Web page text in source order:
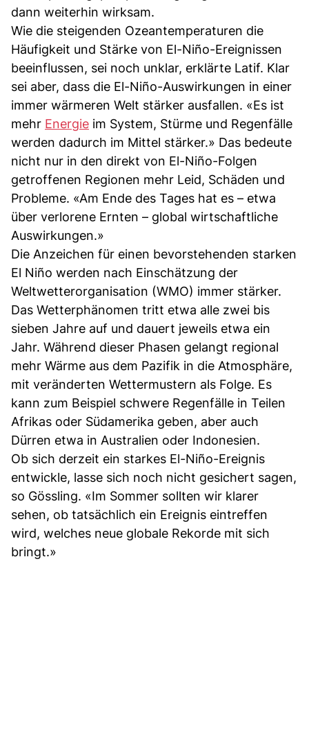
dann weiterhin wirksam.
Wie die steigenden Ozeantemperaturen die
Häufigkeit und Stärke von El-Niño-Ereignissen
beeinflussen, sei noch unklar, erklärte Latif. Klar
sei aber, dass die El-Niño-Auswirkungen in einer
immer wärmeren Welt stärker ausfallen. «Es ist
mehr Energie im System, Stürme und Regenfälle
werden dadurch im Mittel stärker.» Das bedeute
nicht nur in den direkt von El-Niño-Folgen
getroffenen Regionen mehr Leid, Schäden und
Probleme. «Am Ende des Tages hat es – etwa
über verlorene Ernten – global wirtschaftliche
Auswirkungen.»
Die Anzeichen für einen bevorstehenden starken
El Niño werden nach Einschätzung der
Weltwetterorganisation (WMO) immer stärker.
Das Wetterphänomen tritt etwa alle zwei bis
sieben Jahre auf und dauert jeweils etwa ein
Jahr. Während dieser Phasen gelangt regional
mehr Wärme aus dem Pazifik in die Atmosphäre,
mit veränderten Wettermustern als Folge. Es
kann zum Beispiel schwere Regenfälle in Teilen
Afrikas oder Südamerika geben, aber auch
Dürren etwa in Australien oder Indonesien.
Ob sich derzeit ein starkes El-Niño-Ereignis
entwickle, lasse sich noch nicht gesichert sagen,
so Gössling. «Im Sommer sollten wir klarer
sehen, ob tatsächlich ein Ereignis eintreffen
wird, welches neue globale Rekorde mit sich
bringt.»